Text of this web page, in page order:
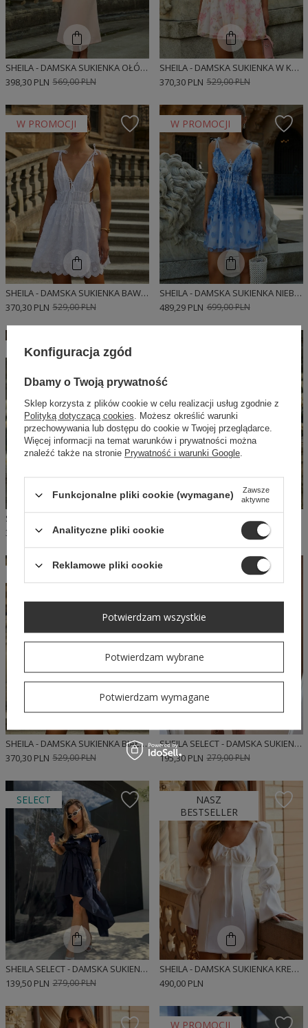
SHEILA - DAMSKA SUKIENKA OŁÓWKOWA PUDROWY RÓŹ MIDI 'JASMINE'
569,00 PLN
398,30 PLN
SHEILA - DAMSKA SUKIENKA W KWIATY MINI 'FLEUR'
529,00 PLN
370,30 PLN
W PROMOCJI
SHEILA - DAMSKA SUKIENKA BAWEŁNIANA BIAŁA W KWIATY MINI 'ELIANE'
529,00 PLN
370,30 PLN
W PROMOCJI
SHEILA - DAMSKA SUKIENKA NIEBIESKA W KWIATY Z PRZEZROCZYSTYMI ELEMENTAMI MINI 'AMBRE'
699,00 PLN
489,29 PLN
W PROMOCJI
529,00 PLN
370,30 PLN 529,00 PLN
370,30 PLN
SHEILA - DAMSKA SUKIENKA BIAŁA BAWEŁNIANA MINI 'OPHELIE'
529,00 PLN
370,30 PLN
SHEILA SELECT - DAMSKA SUKIENKA ZIELONA AŻUROWA Z GUMĄ W PASIE 'AFRODYTA GREEN'
279,00 PLN
195,30 PLN
SELECT
SHEILA SELECT - DAMSKA SUKIENKA BAWEŁNIANA GRANATOWA Z DŁUŻSZYM TYŁEM 'NADEILIJA NAVY'
279,00 PLN
139,50 PLN
NASZ
BESTSELLER
SHEILA - DAMSKA SUKIENKA KREMOWA Z WIĄZANIEM MINI 'AISHA CREAMY'
490,00 PLN
W PROMOCJI
Konfiguracja zgód
Dbamy o Twoją prywatność
Sklep korzysta z plików cookie w celu realizacji usług zgodnie z
Polityką dotyczącą cookies. Możesz określić warunki
przechowywania lub dostępu do cookie w Twojej przeglądarce.
Więcej informacji na temat warunków i prywatności można
znaleźć także na stronie Prywatność i warunki Google.
Funkcjonalne pliki cookie (wymagane)
Zawsze
aktywne
Analityczne pliki cookie
Reklamowe pliki cookie
Potwierdzam wybrane
Potwierdzam wymagane
Potwierdzam wszystkie